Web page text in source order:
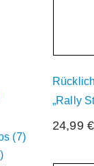
7
„Rally
24,99 €